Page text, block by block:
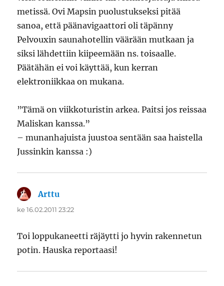
metissä. Ovi Mapsin puolustukseksi pitää
sanoa, että päänavigaattori oli täpänny
Pelvouxin saunahotellin väärään mutkaan ja
siksi lähdettiin kiipeemään ns. toisaalle.
Päätähän ei voi käyttää, kun kerran
elektroniikkaa on mukana.
”Tämä on viikkoturistin arkea. Paitsi jos reissaa
Maliskan kanssa.”
– munanhajuista juustoa sentään saa haistella
Jussinkin kanssa :)
Arttu
ke 16.02.2011 23:22
Toi loppukaneetti räjäytti jo hyvin rakennetun
potin. Hauska reportaasi!